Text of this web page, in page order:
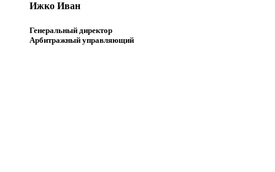
Ижко Иван
Генеральный директор
Арбитражный управляющий